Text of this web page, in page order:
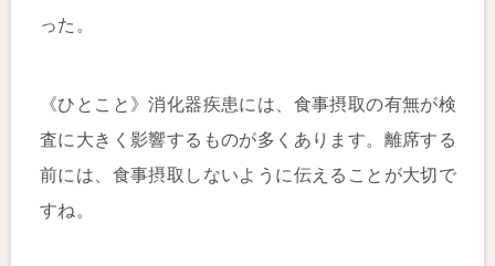
った。
《ひとこと》消化器疾患には、食事摂取の有無が検
査に大きく影響するものが多くあります。離席する
前には、食事摂取しないように伝えることが大切で
すね。